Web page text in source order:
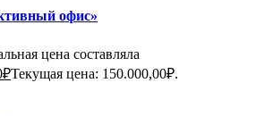
офис»
цена составляла
₽Текущая цена: 150.000,00₽.